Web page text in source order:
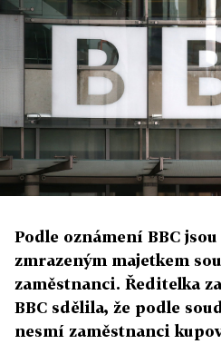
Podle oznámení BBC
zmrazeným majetkem
zaměstnanci. Ředitelka
BBC sdělila, že podle
nesmí zaměstnanci